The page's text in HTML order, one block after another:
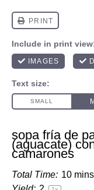
sopa fría de
(aguacate)
camarones
Total Time: 10 mins